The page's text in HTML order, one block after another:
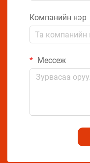
Компанийн нэр
Мессеж